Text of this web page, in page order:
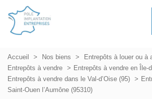
Accueil Nos biens
Entrepôts à louer ou à
Entrepôts à vendre
Entrepôts à vendre en Île-
Entrepôts à vendre dans le Val-d’Oise (95)
Saint-Ouen l’Aumône (95310)